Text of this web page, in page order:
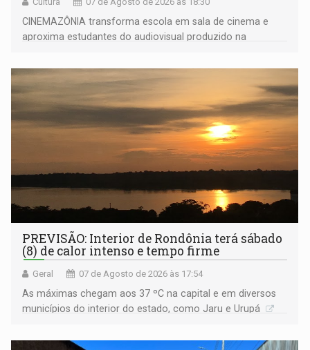
CINEMAZÔNIA transforma escola em sala de cinema e
aproxima estudantes do audiovisual produzido na
PREVISÃO: Interior de Rondônia terá sábado
(8) de calor intenso e tempo firme
Geral 07 de Agosto de 2026 às 17:54
As máximas chegam aos 37 ºC na capital e em diversos
municípios do interior do estado, como Jaru e Urupá